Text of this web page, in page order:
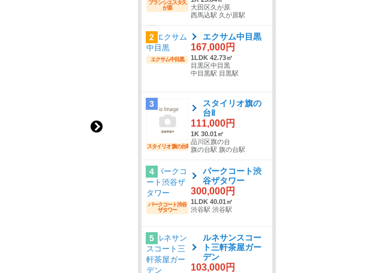
ブランシエスタ久
が原
大田区久が原
西馬込駅 久が原駅
2
エクサム中目黒
エクサム中目黒
167,000円
1LDK 42.73㎡
目黒区中目黒
中目黒駅 目黒駅
3
スタイリオ旗の台Ⅱ
スタイリオ旗の
台Ⅱ
111,000円
1K 30.01㎡
品川区旗の台
旗の台駅 旗の台駅
4
パークコート渋谷
ザタワー
パークコート渋
谷ザタワー
300,000円
1LDK 40.01㎡
渋谷駅 渋谷駅
5
ルネサンスコー
ト三軒茶屋ガー
デン
103,000円